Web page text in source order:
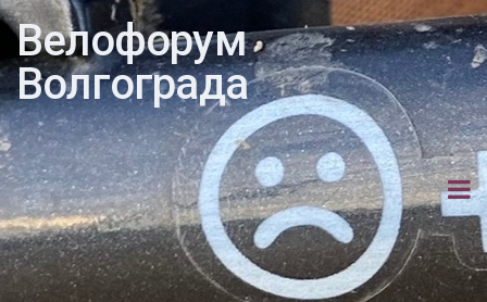
Велофорум
Волгограда